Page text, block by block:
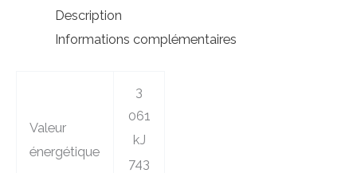
Description
Informations complémentaires
Valeur
énergétique
3
061
kJ
743